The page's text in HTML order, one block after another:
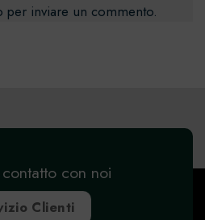
per inviare un commento.
con noi
Clienti